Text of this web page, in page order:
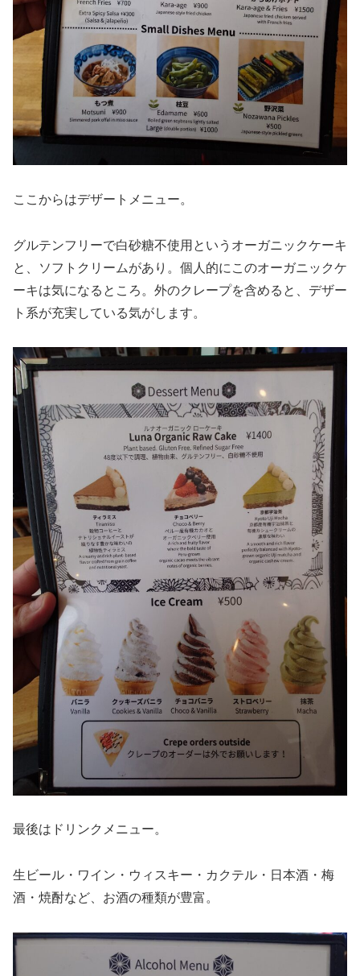
ここからはデザートメニュー。
グルテンフリーで白砂糖不使用というオーガニックケーキ
と、ソフトクリームがあり。個人的にこのオーガニックケ
ーキは気になるところ。外のクレープを含めると、デザー
ト系が充実している気がします。
最後はドリンクメニュー。
生ビール・ワイン・ウィスキー・カクテル・日本酒・梅
酒・焼酎など、お酒の種類が豊富。